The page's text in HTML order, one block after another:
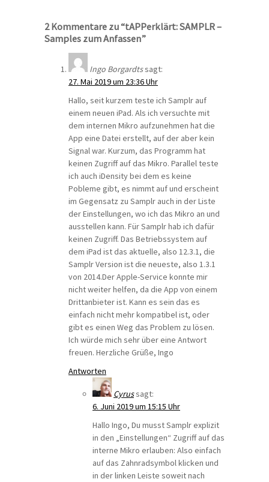
2 Kommentare zu “tAPPerklärt: SAMPLR –
Samples zum Anfassen”
Ingo Borgardtssagt:
27. Mai 2019 um 23:36 Uhr
Hallo, seit kurzem teste ich Samplr auf
einem neuen iPad. Als ich versuchte mit
dem internen Mikro aufzunehmen hat die
App eine Datei erstellt, auf der aber kein
Signal war. Kurzum, das Programm hat
keinen Zugriff auf das Mikro. Parallel teste
ich auch iDensity bei dem es keine
Pobleme gibt, es nimmt auf und erscheint
im Gegensatz zu Samplr auch in der Liste
der Einstellungen, wo ich das Mikro an und
ausstellen kann. Für Samplr hab ich dafür
keinen Zugriff. Das Betriebssystem auf
dem iPad ist das aktuelle, also 12.3.1, die
Samplr Version ist die neueste, also 1.3.1
von 2014.Der Apple-Service konnte mir
nicht weiter helfen, da die App von einem
Drittanbieter ist. Kann es sein das es
einfach nicht mehr kompatibel ist, oder
gibt es einen Weg das Problem zu lösen.
Ich würde mich sehr über eine Antwort
freuen. Herzliche Grüße, Ingo
Antworten
Cyrussagt:
6. Juni 2019 um 15:15 Uhr
Hallo Ingo, Du musst Samplr explizit
in den „Einstellungen“ Zugriff auf das
interne Mikro erlauben: Also einfach
auf das Zahnradsymbol klicken und
in der linken Leiste soweit nach